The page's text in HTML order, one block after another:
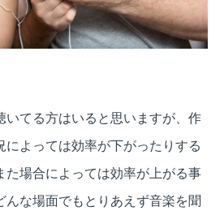
いてる方はいると思いますが、作
よっては効率が下がったりする
た場合によっては効率が上がる事
んな場面でもとりあえず音楽を聞